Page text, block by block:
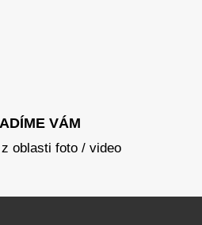
VÁM
oblasti foto / video